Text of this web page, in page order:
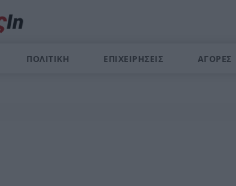
ΠΟΛΙΤΙΚΗ ΕΠΙΧΕΙΡΗΣΕΙΣ ΑΓΟΡΕΣ